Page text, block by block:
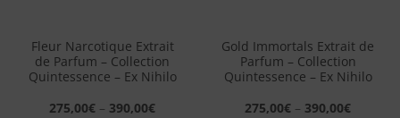
Fleur Narcotique Extrait
de Parfum – Collection
Quintessence – Ex Nihilo
275,00€ – 390,00€
Gold Immortals Extrait de
Parfum – Collection
Quintessence – Ex Nihilo
275,00€ – 390,00€